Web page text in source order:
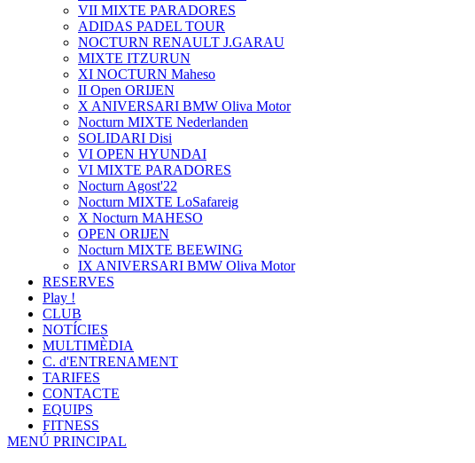
VII MIXTE PARADORES
ADIDAS PADEL TOUR
NOCTURN RENAULT J.GARAU
MIXTE ITZURUN
XI NOCTURN Maheso
II Open ORIJEN
X ANIVERSARI BMW Oliva Motor
Nocturn MIXTE Nederlanden
SOLIDARI Disi
VI OPEN HYUNDAI
VI MIXTE PARADORES
Nocturn Agost'22
Nocturn MIXTE LoSafareig
X Nocturn MAHESO
OPEN ORIJEN
Nocturn MIXTE BEEWING
IX ANIVERSARI BMW Oliva Motor
RESERVES
Play !
CLUB
NOTÍCIES
MULTIMÈDIA
C. d'ENTRENAMENT
TARIFES
CONTACTE
EQUIPS
FITNESS
MENÚ PRINCIPAL